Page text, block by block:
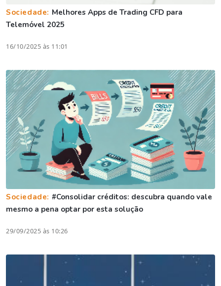
Sociedade: Melhores Apps de Trading CFD para
Telemóvel 2025
16/10/2025 às 11:01
Sociedade: #Consolidar créditos: descubra quando vale
mesmo a pena optar por esta solução
29/09/2025 às 10:26